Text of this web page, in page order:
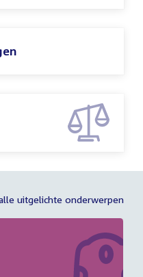
uitgelichte onderwerpen